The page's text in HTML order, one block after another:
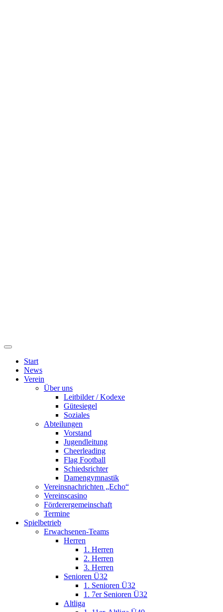
Start
News
Verein
Über uns
Leitbilder / Kodexe
Gütesiegel
Soziales
Abteilungen
Vorstand
Jugendleitung
Cheerleading
Flag Football
Schiedsrichter
Damengymnastik
Vereinsnachrichten „Echo“
Vereinscasino
Förderergemeinschaft
Termine
Spielbetrieb
Erwachsenen-Teams
Herren
1. Herren
2. Herren
3. Herren
Senioren Ü32
1. Senioren Ü32
1. 7er Senioren Ü32
Altliga